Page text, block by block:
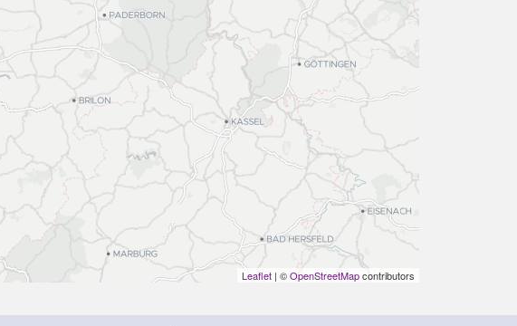
Leaflet| ©OpenStreetMapcontributors